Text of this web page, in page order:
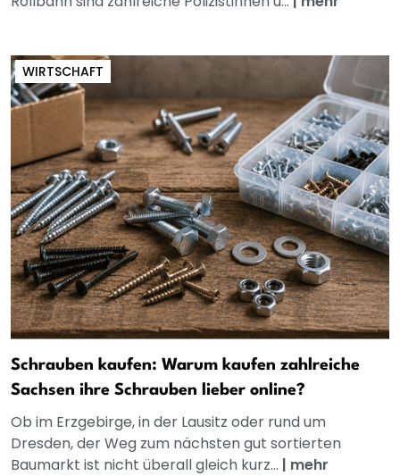
WIRTSCHAFT
Schrauben kaufen: Warum kaufen zahlreiche
Sachsen ihre Schrauben lieber online?
Ob im Erzgebirge, in der Lausitz oder rund um
Dresden, der Weg zum nächsten gut sortierten
Baumarkt ist nicht überall gleich kurz... | mehr